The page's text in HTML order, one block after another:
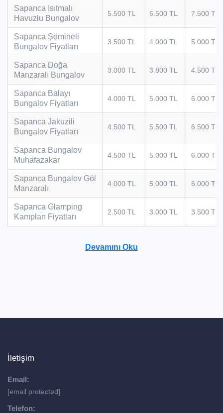
Sapanca Isıtmalı
Havuzlu Bungalov
5.500 TL 6.500 TL 7.500 TL
Sapanca Şömineli
Bungalov Fiyatları
3.500 TL 4.000 TL 5.000 TL
Sapanca Doğa
Manzaralı Bungalov
3.000 TL 3.800 TL 4.500 TL
Sapanca Balayı
Bungalov Fiyatları
4.000 TL 5.000 TL 6.000 TL
Sapanca Jakuzili
Bungalov Fiyatları
4.500 TL 5.500 TL 6.500 TL
Sapanca Bungalov
Muhafazakar
4.500 TL 5.000 TL 6.000 TL
Sapanca Bungalov Göl
Manzaralı
4.000 TL 5.000 TL 6.000 TL
Sapanca Glamping
Kampları Fiyatları
2.500 TL 3.000 TL 3.500 TL
Devamını Oku
İletişim
Email:
[email protected]
Telefon: